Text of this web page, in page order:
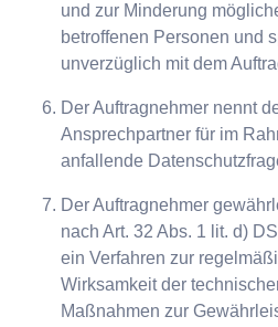
und zur Minderung
betroffenen Personen und
unverzüglich mit dem
Der Auftragnehmer nennt
Ansprechpartner für im
anfallende
Der Auftragnehmer
nach Art. 32 Abs. 1 lit. d)
ein Verfahren zur
Wirksamkeit der
Maßnahmen zur